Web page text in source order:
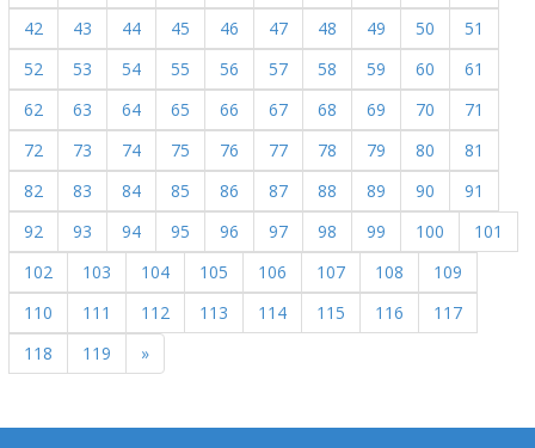
42
43 44 45 46 47 48 49 50
51
52
53 54 55 56 57 58 59 60
61
62
63 64 65 66 67 68 69 70
71
72
73 74 75 76 77 78 79 80
81
82
83 84 85 86 87 88 89 90
91
92
93 94 95 96 97 98 99 100
101
102
103 104 105 106 107 108
109
110
111 112 113 114 115 116
117
118
119 »